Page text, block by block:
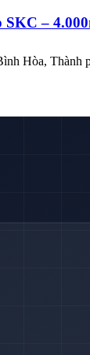
SKC –
Hòa, Thành